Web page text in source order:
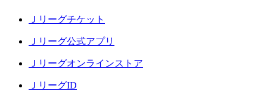
Ｊリーグチケット
Ｊリーグ公式アプリ
Ｊリーグオンラインストア
ＪリーグID